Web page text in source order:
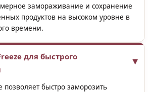
замораживание и сохранение
продуктов на высоком уровне в
времени.
для быстрого
позволяет быстро заморозить